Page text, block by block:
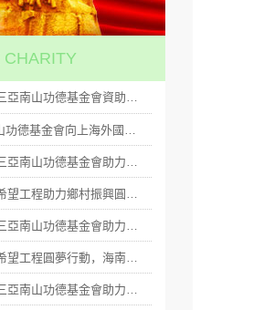
CHARITY
2022年海南三亞南山功德基金會資助50萬元支持海南希望工程助力鄉村振興圓夢行動
海南三亞南山功德基金會向上海外國語大學三亞附屬中學捐贈價值60余萬元的人工智能教學設備
2021年海南三亞南山功德基金會助力鄉村振興圓夢行動助學金發放
2021年海南希望工程助力鄉村振興圓夢行動啟動儀式--海南三亞南山功德基金會捐款50萬元
2020年海南三亞南山功德基金會助力脫貧攻堅圓夢行動助學金發放
2020年助力希望工程圓夢行動，海南三亞南山功德基金會捐款50萬元
2019年海南三亞南山功德基金會助力兩百名學子圓大學夢